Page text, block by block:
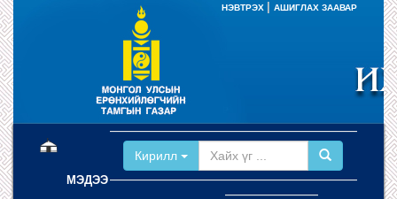
НЭВТРЭХ АШИГЛАХ ЗААВАР
МЭДЭЭ
Кирилл